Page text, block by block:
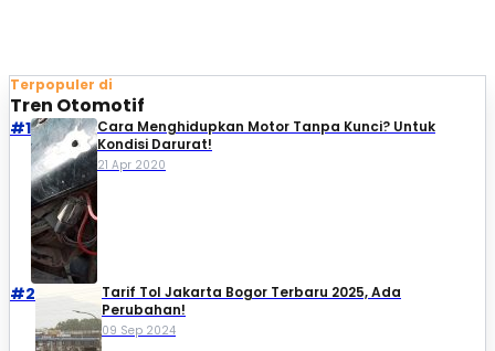
Terpopuler di
Tren Otomotif
#1
Cara Menghidupkan Motor Tanpa Kunci? Untuk
Kondisi Darurat!
21 Apr 2020
#2
Tarif Tol Jakarta Bogor Terbaru 2025, Ada
Perubahan!
09 Sep 2024